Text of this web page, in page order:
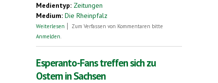
Medientyp: Zeitungen
Medium: Die Rheinpfalz
Weiterlesen über Esperanto-Woche in der Jugendherberge
Zum Verfassen von Kommentaren bitte
Anmelden
Esperanto-Fans treffen sich zu
Ostern in Sachsen